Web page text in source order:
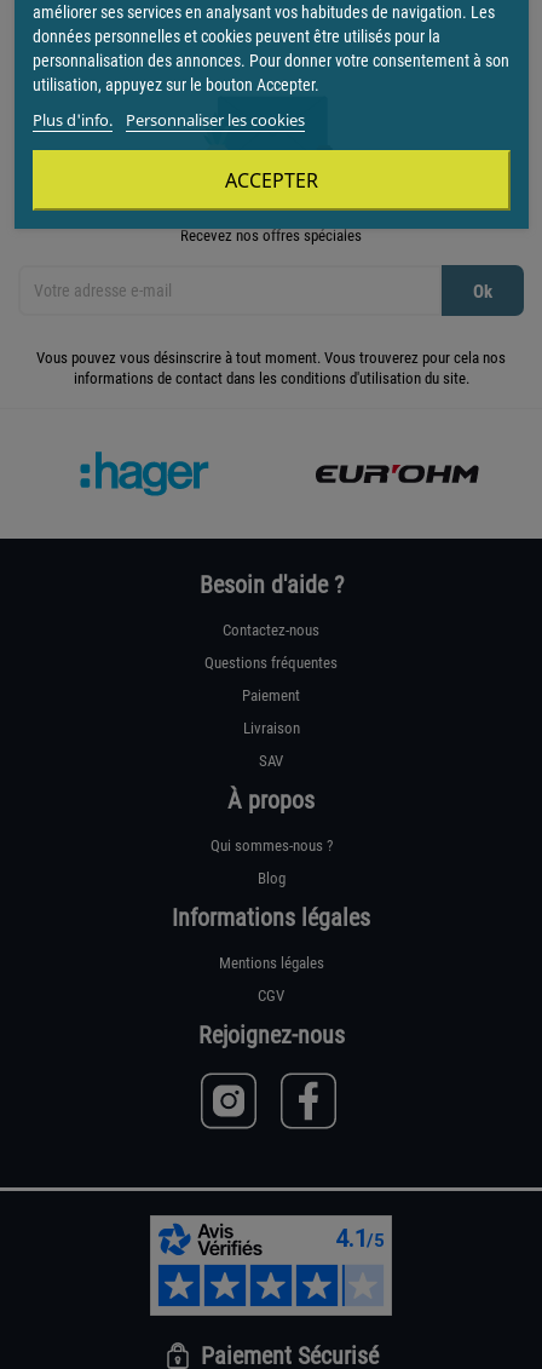
Recevez nos offres spéciales
Vous pouvez vous désinscrire à tout moment. Vous trouverez pour cela nos
informations de contact dans les conditions d'utilisation du site.
Besoin d'aide ?
Contactez-nous
Questions fréquentes
Paiement
Livraison
SAV
À propos
Qui sommes-nous ?
Blog
Informations légales
Mentions légales
CGV
Rejoignez-nous
Paiement Sécurisé
améliorer ses services en analysant vos habitudes de navigation. Les
données personnelles et cookies peuvent être utilisés pour la
personnalisation des annonces. Pour donner votre consentement à son
utilisation, appuyez sur le bouton Accepter.
Plus d'info. Personnaliser les cookies
ACCEPTER